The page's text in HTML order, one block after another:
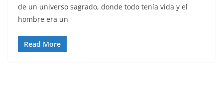
de un universo sagrado, donde todo tenía vida y el
hombre era un
Read More